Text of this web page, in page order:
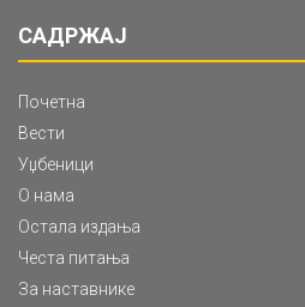
САДРЖАЈ
Почетна
Вести
Уџбеници
О нама
Остала издања
Честа питања
За наставнике